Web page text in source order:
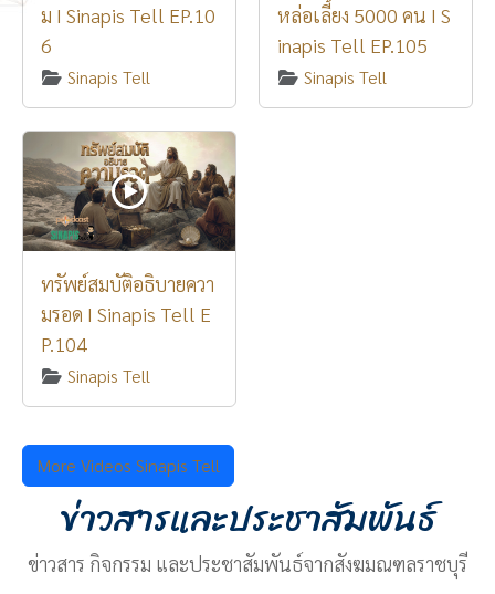
ม I Sinapis Tell EP.10
6
Sinapis Tell
หล่อเลี้ยง 5000 คน I S
inapis Tell EP.105
Sinapis Tell
ทรัพย์สมบัติอธิบายควา
มรอด I Sinapis Tell E
P.104
Sinapis Tell
More Videos Sinapis Tell
ข่าวสารและประชาสัมพันธ์
ข่าวสาร กิจกรรม และประชาสัมพันธ์จากสังฆมณฑลราชบุรี